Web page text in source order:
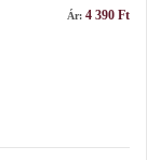
Ár: 4 390 Ft